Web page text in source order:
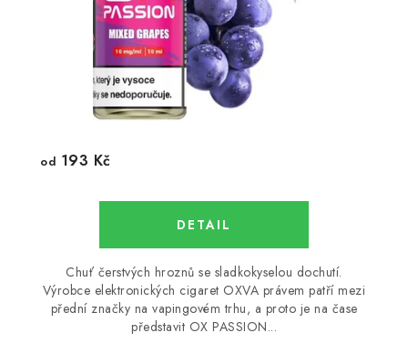
od 193 Kč
Chuť čerstvých hroznů se sladkokyselou dochutí.
Výrobce elektronických cigaret OXVA právem patří mezi
přední značky na vapingovém trhu, a proto je na čase
představit OX PASSION...